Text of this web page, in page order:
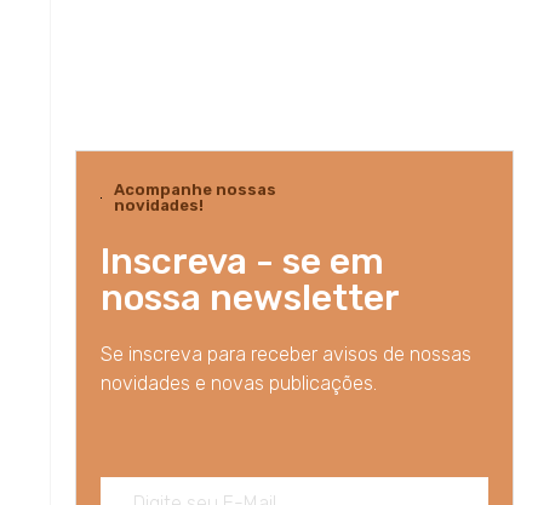
Acompanhe nossas
novidades!
Inscreva - se em
nossa newsletter
Se inscreva para receber avisos de nossas
novidades e novas publicações.